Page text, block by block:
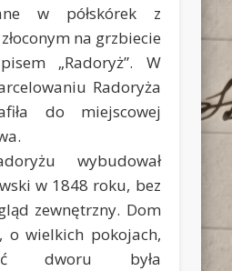
w półskórek z
na grzbiecie
„Radoryż”. W
Radoryża
do miejscowej
wybudował
w 1848 roku, bez
zewnętrzny. Dom
o wielkich pokojach,
dworu była